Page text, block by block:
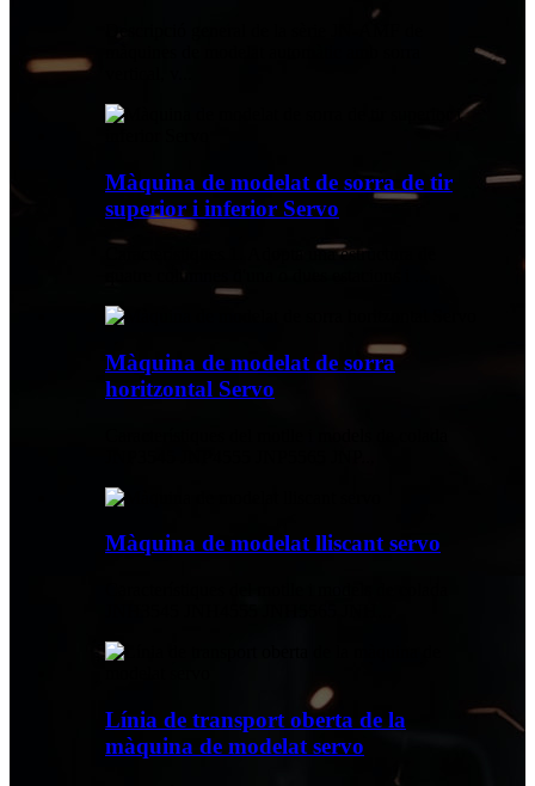
Màquina de modelat de sorra de tir
superior i inferior Servo
Característiques 1. Adopta una estructura de
Màquina de modelat de sorra
horitzontal Servo
Màquina de modelat lliscant servo
Línia de transport oberta de la
màquina de modelat servo